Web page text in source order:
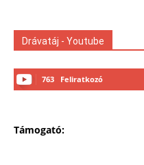
Drávatáj - Youtube
763 Feliratkozó
Támogató: